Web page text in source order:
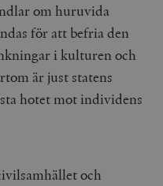
om huruvida
för att befria den
i kulturen och
är just statens
hotet mot individens
och